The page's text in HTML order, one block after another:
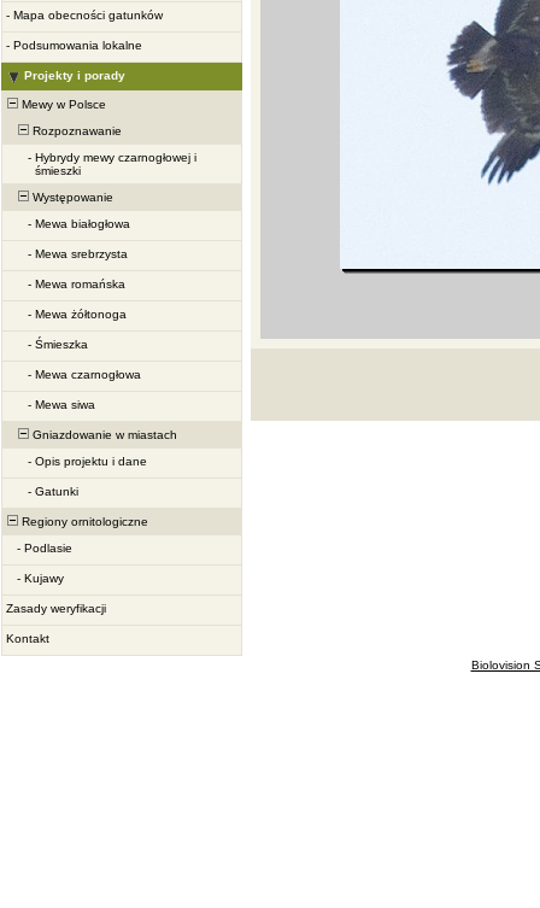
- Mapa obecności gatunków
- Podsumowania lokalne
Projekty i porady
Mewy w Polsce
Rozpoznawanie
- Hybrydy mewy czarnogłowej i
śmieszki
Występowanie
- Mewa białogłowa
- Mewa srebrzysta
- Mewa romańska
- Mewa żółtonoga
- Śmieszka
- Mewa czarnogłowa
- Mewa siwa
Gniazdowanie w miastach
- Opis projektu i dane
- Gatunki
Regiony ornitologiczne
- Podlasie
- Kujawy
Zasady weryfikacji
Kontakt
Biolovision